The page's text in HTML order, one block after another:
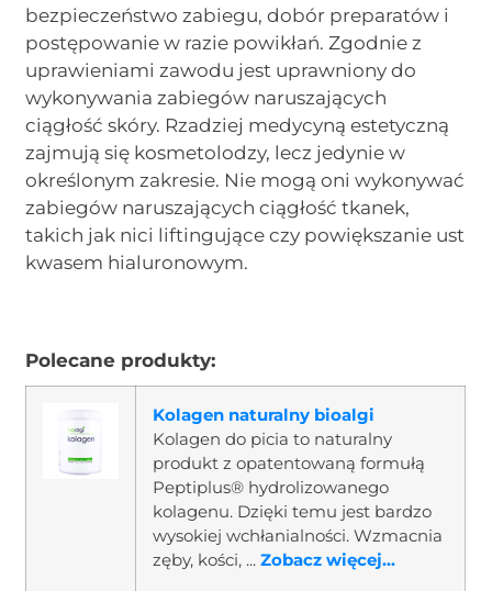
bezpieczeństwo zabiegu, dobór preparatów i
postępowanie w razie powikłań. Zgodnie z
uprawieniami zawodu jest uprawniony do
wykonywania zabiegów naruszających
ciągłość skóry. Rzadziej medycyną estetyczną
zajmują się kosmetolodzy, lecz jedynie w
określonym zakresie. Nie mogą oni wykonywać
zabiegów naruszających ciągłość tkanek,
takich jak nici liftingujące czy powiększanie ust
kwasem hialuronowym.
Polecane produkty:
Kolagen naturalny bioalgi
Kolagen do picia to naturalny
produkt z opatentowaną formułą
Peptiplus® hydrolizowanego
kolagenu. Dzięki temu jest bardzo
wysokiej wchłanialności. Wzmacnia
zęby, kości, ...Zobacz więcej...